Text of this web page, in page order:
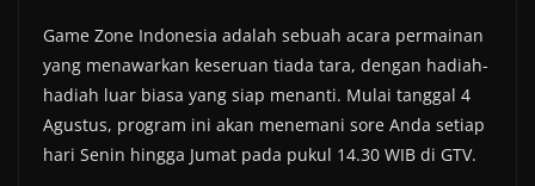
Game Zone Indonesia adalah sebuah acara permainan
yang menawarkan keseruan tiada tara, dengan hadiah-
hadiah luar biasa yang siap menanti. Mulai tanggal 4
Agustus, program ini akan menemani sore Anda setiap
hari Senin hingga Jumat pada pukul 14.30 WIB di GTV.